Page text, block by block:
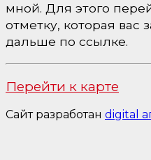
мной. Для этого
отметку, которая вас
дальше по ссылке.
Перейти к карте
Сайт разработан digital